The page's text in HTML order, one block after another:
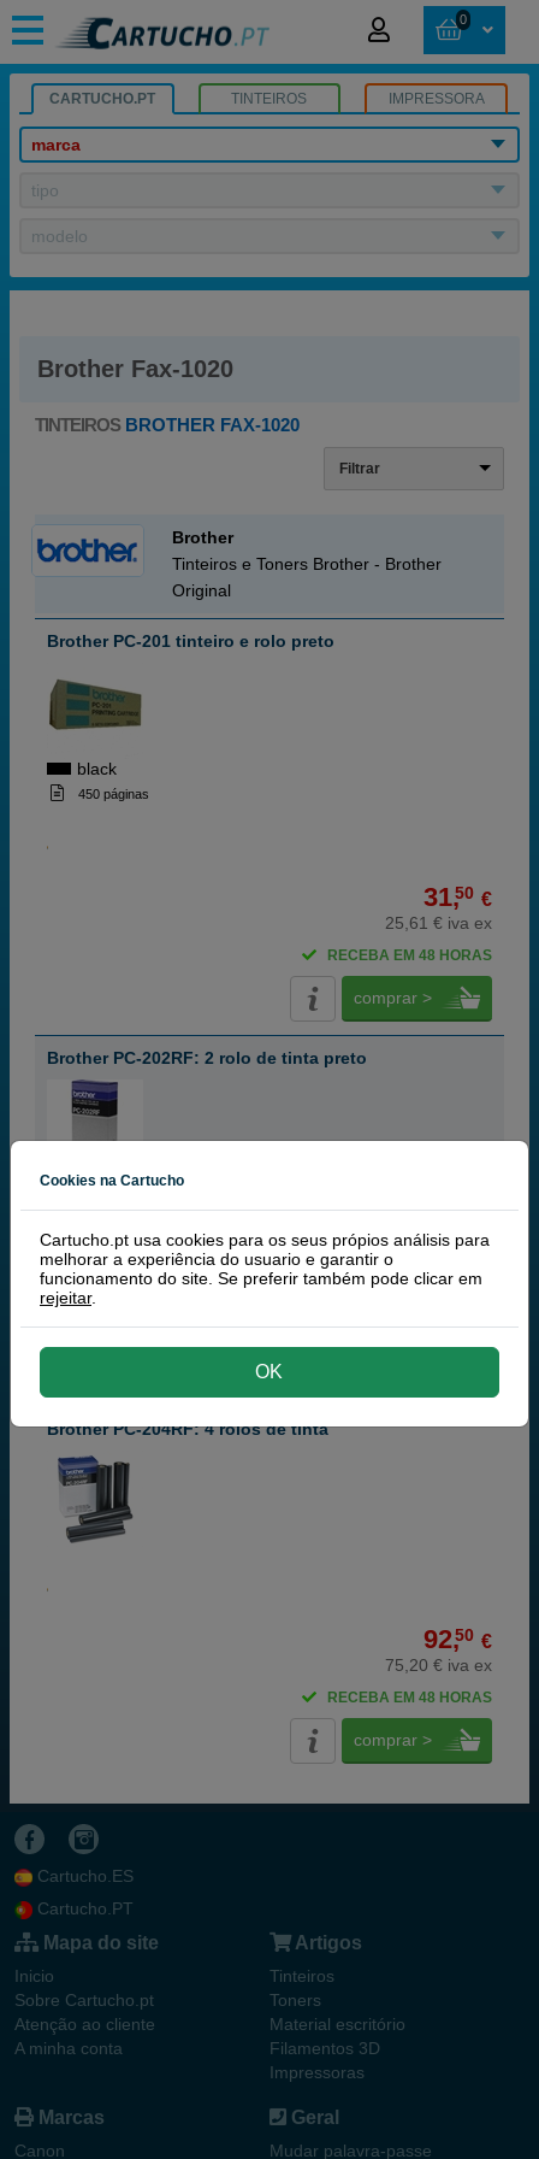
0
CARTUCHO.PT TINTEIROS IMPRESSORA
marca
tipo
modelo
Brother Fax-1020
TINTEIROS BROTHER FAX-1020
Filtrar
Brother
Tinteiros e Toners Brother - Brother
Original
Brother PC-201 tinteiro e rolo preto
black
450 páginas
31,50 €
25,61 € iva ex
RECEBA EM 48 HORAS
comprar >
Brother PC-202RF: 2 rolo de tinta preto
63,
RECEBA EM MAIS DE 24H
Brother PC-204RF: 4 rolos de tinta
92,50 €
75,20 € iva ex
RECEBA EM 48 HORAS
comprar >
Cartucho.ES
Cartucho.PT
Mapa do site
Inicio
Sobre Cartucho.pt
Atenção ao cliente
A minha conta
Artigos
Tinteiros
Toners
Material escritório
Filamentos 3D
Impressoras
Marcas
Canon
Geral
Mudar palavra-passe
Cookies na Cartucho
Cartucho.pt usa cookies para os seus própios análisis para
melhorar a experiência do usuario e garantir o
funcionamento do site. Se preferir também pode clicar em
rejeitar.
OK